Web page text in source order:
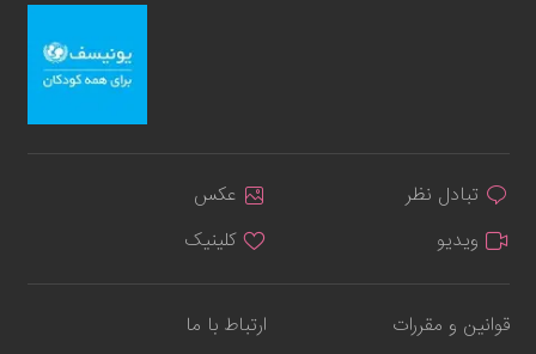
تبادل نظر
عکس
ویدیو
کلینیک
قوانین و مقررات ارتباط با ما